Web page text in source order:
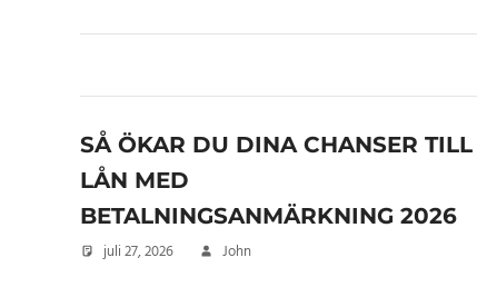
SÅ ÖKAR DU DINA CHANSER TILL
LÅN MED
BETALNINGSANMÄRKNING 2026
juli 27, 2026 John